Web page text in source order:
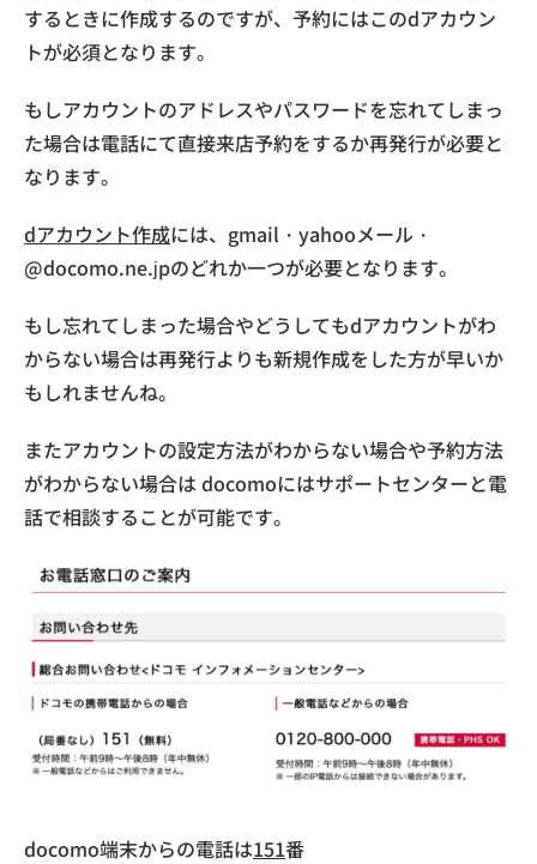
するときに作成するのですが、予約にはこのdアカウン
トが必須となります。
もしアカウントのアドレスやパスワードを忘れてしまっ
た場合は電話にて直接来店予約をするか再発行が必要と
なります。
dアカウント作成には、gmail・yahooメール・
@docomo.ne.jpのどれか一つが必要となります。
もし忘れてしまった場合やどうしてもdアカウントがわ
からない場合は再発行よりも新規作成をした方が早いか
もしれませんね。
またアカウントの設定方法がわからない場合や予約方法
がわからない場合は docomoにはサポートセンターと電
話で相談することが可能です。
docomo端末からの電話は151番